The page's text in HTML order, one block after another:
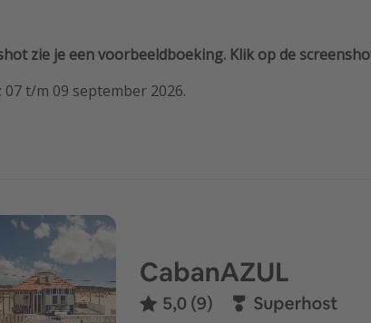
zie je een voorbeeldboeking. Klik op de
t/m 09 september 2026.